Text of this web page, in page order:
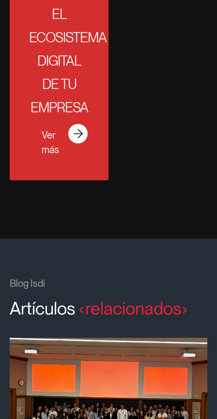
EL
ECOSISTEMA
DIGITAL
DE TU
EMPRESA
Ver
más
Blog Isdi
Artículos relacionados